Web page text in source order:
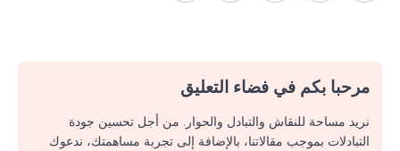
مرحبا بكم في فضاء التعليق
نريد مساحة للنقاش والتبادل والحوار. من أجل تحسين جودة
التبادلات بموجب مقالاتنا، بالإضافة إلى تجربة مساهمتك، ندعوك